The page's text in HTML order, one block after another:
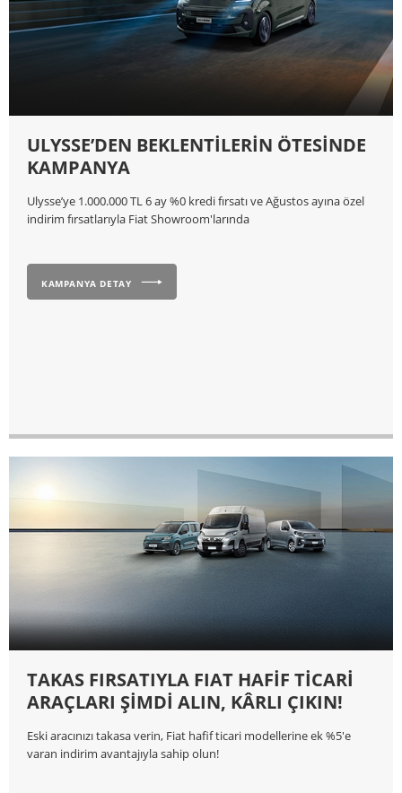
ULYSSE’DEN BEKLENTİLERİN ÖTESİNDE
KAMPANYA
Ulysse’ye 1.000.000 TL 6 ay %0 kredi fırsatı ve Ağustos ayına özel
indirim fırsatlarıyla Fiat Showroom'larında
KAMPANYA DETAY
TAKAS FIRSATIYLA FIAT HAFİF TİCARİ
ARAÇLARI ŞİMDİ ALIN, KÂRLI ÇIKIN!
Eski aracınızı takasa verin, Fiat hafif ticari modellerine ek %5'e
varan indirim avantajıyla sahip olun!